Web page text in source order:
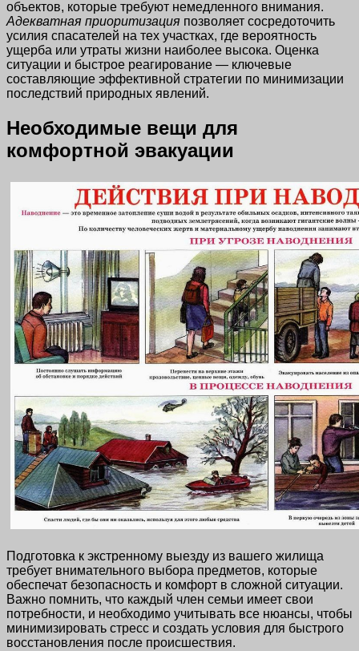
объектов, которые требуют немедленного внимания.
Адекватная приоритизация позволяет сосредоточить
усилия спасателей на тех участках, где вероятность
ущерба или утраты жизни наиболее высока. Оценка
ситуации и быстрое реагирование — ключевые
составляющие эффективной стратегии по минимизации
последствий природных явлений.
Необходимые вещи для
комфортной эвакуации
Подготовка к экстренному выезду из вашего жилища
требует внимательного выбора предметов, которые
обеспечат безопасность и комфорт в сложной ситуации.
Важно помнить, что каждый член семьи имеет свои
потребности, и необходимо учитывать все нюансы, чтобы
минимизировать стресс и создать условия для быстрого
восстановления после происшествия.